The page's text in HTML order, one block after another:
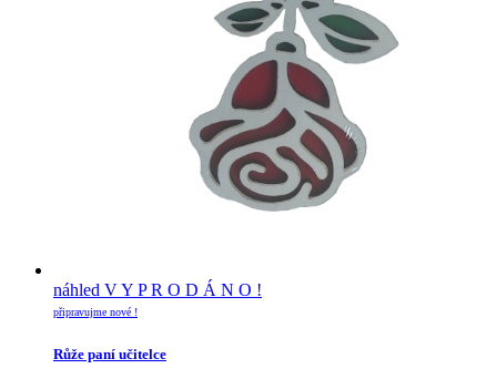
náhled V Y P R O D Á N O !
připravujme nové !
Růže paní učitelce